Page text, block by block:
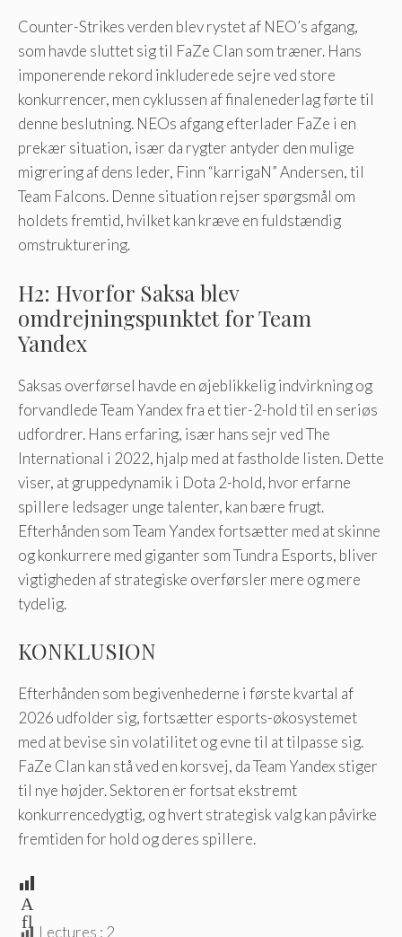
Counter-Strikes verden blev rystet af NEO’s afgang,
som havde sluttet sig til FaZe Clan som træner. Hans
imponerende rekord inkluderede sejre ved store
konkurrencer, men cyklussen af ​​finalenederlag førte til
denne beslutning. NEOs afgang efterlader FaZe i en
prekær situation, især da rygter antyder den mulige
migrering af dens leder, Finn “karrigaN” Andersen, til
Team Falcons. Denne situation rejser spørgsmål om
holdets fremtid, hvilket kan kræve en fuldstændig
omstrukturering.
H2: Hvorfor Saksa blev
omdrejningspunktet for Team
Yandex
Saksas overførsel havde en øjeblikkelig indvirkning og
forvandlede Team Yandex fra et tier-2-hold til en seriøs
udfordrer. Hans erfaring, især hans sejr ved The
International i 2022, hjalp med at fastholde listen. Dette
viser, at gruppedynamik i Dota 2-hold, hvor erfarne
spillere ledsager unge talenter, kan bære frugt.
Efterhånden som Team Yandex fortsætter med at skinne
og konkurrere med giganter som Tundra Esports, bliver
vigtigheden af ​​strategiske overførsler mere og mere
tydelig.
KONKLUSION
Efterhånden som begivenhederne i første kvartal af
2026 udfolder sig, fortsætter esports-økosystemet
med at bevise sin volatilitet og evne til at tilpasse sig.
FaZe Clan kan stå ved en korsvej, da Team Yandex stiger
til nye højder. Sektoren er fortsat ekstremt
konkurrencedygtig, og hvert strategisk valg kan påvirke
fremtiden for hold og deres spillere.
A
fl
Lectures : 2